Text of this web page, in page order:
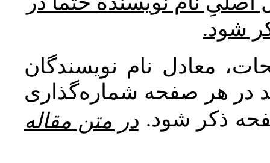
شود.
معادل نام نویسندگان
در هر صفحه شماره‌گذاری
ذکر شود. در متن مقاله